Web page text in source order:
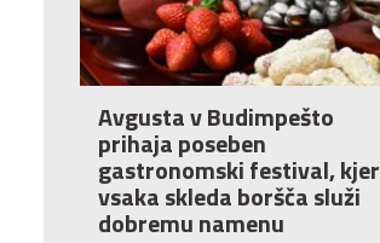
Avgusta v Budimpešto
prihaja poseben
gastronomski festival, kjer
vsaka skleda boršča služi
dobremu namenu